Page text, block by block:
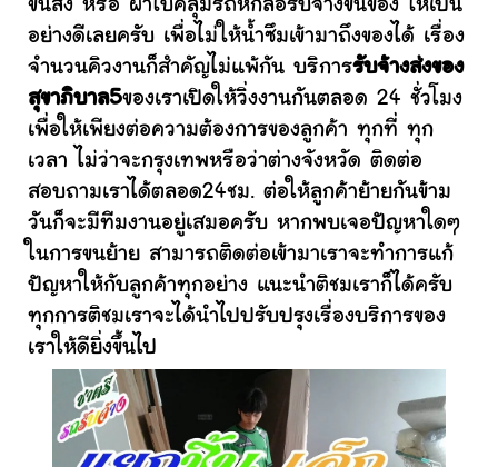
ขนส่ง หรือ ผ้าใบคลุมรถหกล้อรับจ้างขนของ ให้เป็น
อย่างดีเลยครับ เพื่อไม่ให้น้ำซึมเข้ามาถึงของได้ เรื่อง
จำนวนคิวงานก็สำคัญไม่แพ้กัน บริการรับจ้างส่งของ
สุขาภิบาล5ของเราเปิดให้วิ่งงานกันตลอด 24 ชั่วโมง
เพื่อให้เพียงต่อความต้องการของลูกค้า ทุกที่ ทุก
เวลา ไม่ว่าจะกรุงเทพหรือว่าต่างจังหวัด ติดต่อ
สอบถามเราได้ตลอด24ชม. ต่อให้ลูกค้าย้ายกันข้าม
วันก็จะมีทีมงานอยู่เสมอครับ หากพบเจอปัญหาใดๆ
ในการขนย้าย สามารถติดต่อเข้ามาเราจะทำการแก้
ปัญหาให้กับลูกค้าทุกอย่าง แนะนำติชมเราก็ได้ครับ
ทุกการติชมเราจะได้นำไปปรับปรุงเรื่องบริการของ
เราให้ดียิ่งขึ้นไป